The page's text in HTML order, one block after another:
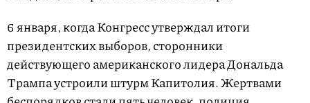
6 января, когда Конгресс утверждал итоги
президентских выборов, сторонники
действующего американского лидера Дональда
Трампа устроили штурм Капитолия. Жертвами